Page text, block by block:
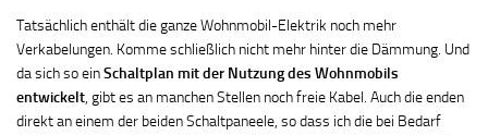
Tatsächlich enthält die ganze Wohnmobil-Elektrik noch mehr
Verkabelungen. Komme schließlich nicht mehr hinter die Dämmung. Und
da sich so einSchaltplan mit der Nutzung des Wohnmobils
entwickelt, gibt es an manchen Stellen noch freie Kabel. Auch die enden
direkt an einem der beiden Schaltpaneele, so dass ich die bei Bedarf